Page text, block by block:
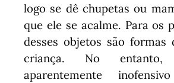
logo se dê chupetas ou
que ele se acalme. Para os
desses objetos são formas
criança. No
aparentemente